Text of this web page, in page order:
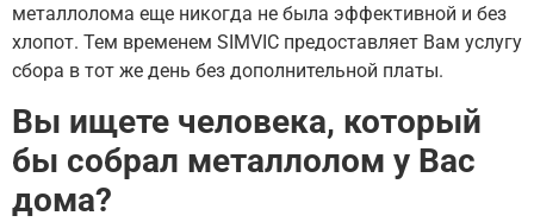
металлолома еще никогда не была эффективной и без
хлопот. Тем временем SIMVIC предоставляет Вам услугу
сбора в тот же день без дополнительной платы.
Вы ищете человека, который
бы собрал металлолом у Вас
дома?